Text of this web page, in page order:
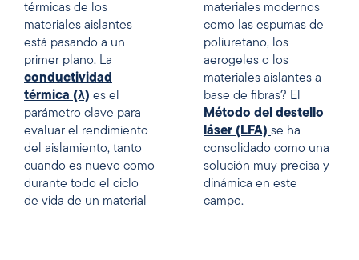
térmicas de los
materiales aislantes
está pasando a un
primer plano. La
conductividad
térmica (λ) es el
parámetro clave para
evaluar el rendimiento
del aislamiento, tanto
cuando es nuevo como
durante todo el ciclo
de vida de un material
materiales modernos
como las espumas de
poliuretano, los
aerogeles o los
materiales aislantes a
base de fibras? El
Método del destello
láser (LFA) se ha
consolidado como una
solución muy precisa y
dinámica en este
campo.